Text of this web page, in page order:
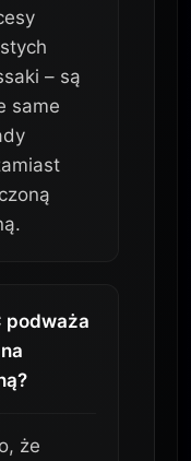
– są
same
podważa
że